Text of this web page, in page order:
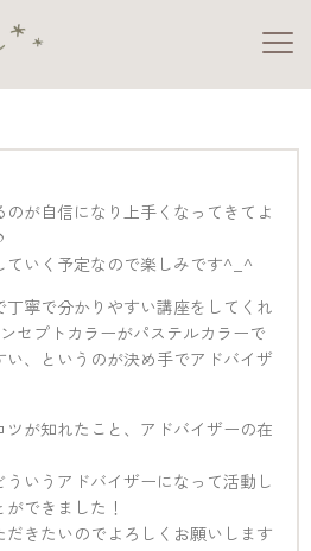
が自信になり上手くなってきてよ
ていく予定なので楽しみです^_^
寧で分かりやすい講座をしてくれ
セプトカラーがパステルカラーで
い、というのが決め手でアドバイザ
が知れたこと、アドバイザーの在
いうアドバイザーになって活動し
できました！
きたいのでよろしくお願いします